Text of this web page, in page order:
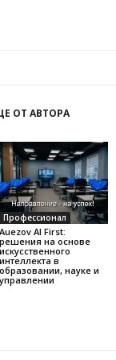
ОТ АВТОРА
Профессионал
Auezov AI First:
решения на основе
искусственного
интеллекта в
образовании, науке и
управлении